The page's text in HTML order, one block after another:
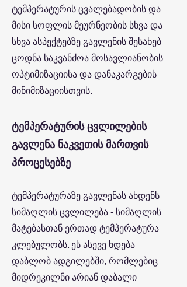
ტემპერატურის ცვალებადობის და
მისი სოფლის მეურნეობის სხვა და
სხვა ასპექტებზე გავლენის შესახებ
ცოდნა საკვანძოა მოსავლიანობის
ოპტიმიზაციისა და დანაკარგების
მინიმიზაციისთვის.
ტემპერატურის ცვლილების
გავლენა ნაკვეთის მართვის
პროცესებზე
ტემპერატურაზე გავლენას ახდენს
სიმაღლის ცვლილება - სიმაღლის
მატებასთან ერთად ტემპერატურა
კლებულობს. ეს ასევე ხდება
დაბლობ ადგილებში, რომლებიც
მიდრეკილნი არიან დაბალი